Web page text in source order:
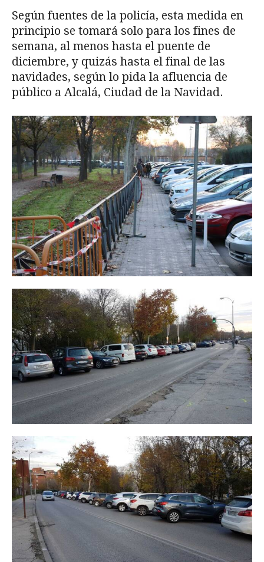
Según fuentes de la policía, esta medida en
principio se tomará solo para los fines de
semana, al menos hasta el puente de
diciembre, y quizás hasta el final de las
navidades, según lo pida la afluencia de
público a Alcalá, Ciudad de la Navidad.